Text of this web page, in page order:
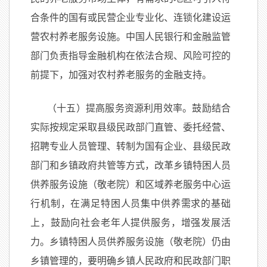
合条件的国有或民营企业专业化、连锁化建设运
营农村养老服务设施。中国人民银行和金融监管
部门负责指导金融机构在依法合规、风险可控的
前提下，加强对农村养老服务的金融支持。
（十五）提高服务资源利用效率。鼓励结合
实际按规定采取县级民政部门直管、委托经营、
招聘专业人员管理、转制为国有企业、县级民政
部门和乡镇政府共管等方式，改革乡镇特困人员
供养服务设施（敬老院）和区域养老服务中心运
行机制，在满足特困人员集中供养需求的基础
上，鼓励向社会老年人提供服务，增强发展活
力。乡镇特困人员供养服务设施（敬老院）仍由
乡镇管理的，要明确乡镇人民政府和民政部门职